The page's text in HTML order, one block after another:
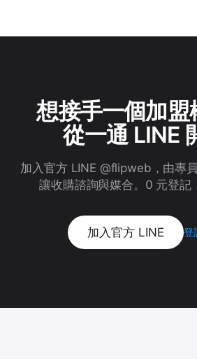
想接手一個加盟
從一通 LINE
加入官方 LINE @flipweb，由專
讓收購諮詢與媒合。0 元登記
加入官方 LINE 登